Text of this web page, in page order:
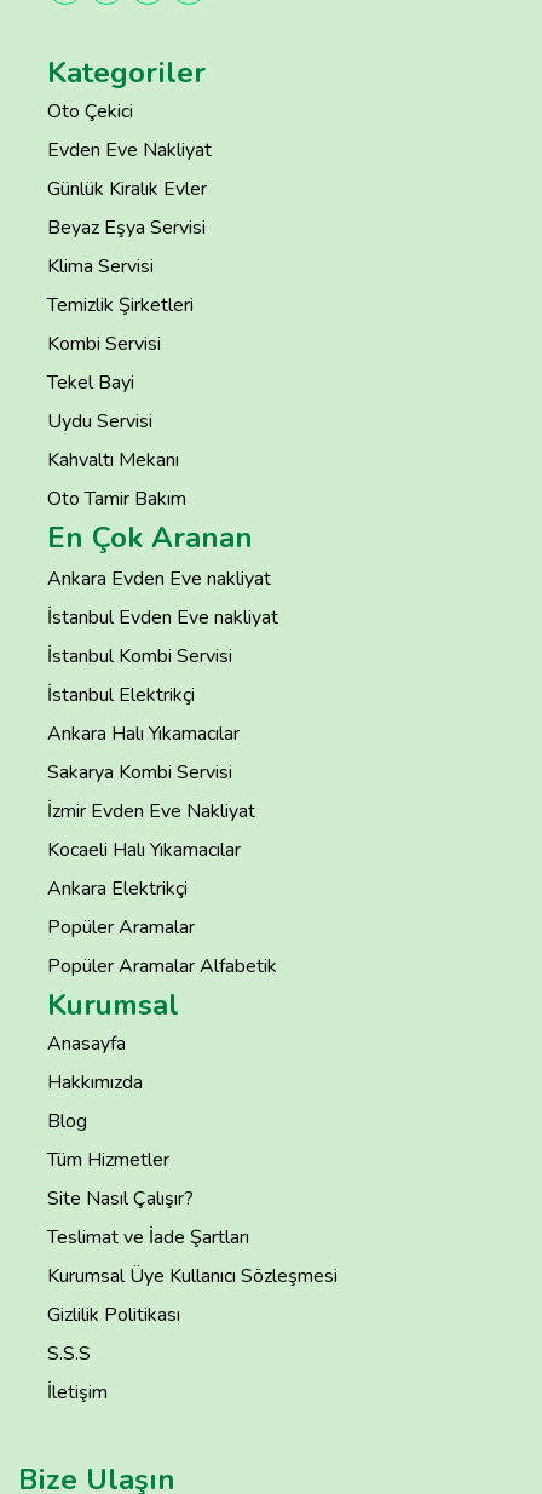
Kategoriler
Oto Çekici
Evden Eve Nakliyat
Günlük Kiralık Evler
Beyaz Eşya Servisi
Klima Servisi
Temizlik Şirketleri
Kombi Servisi
Tekel Bayi
Uydu Servisi
Kahvaltı Mekanı
Oto Tamir Bakım
En Çok Aranan
Ankara Evden Eve nakliyat
İstanbul Evden Eve nakliyat
İstanbul Kombi Servisi
İstanbul Elektrikçi
Ankara Halı Yıkamacılar
Sakarya Kombi Servisi
İzmir Evden Eve Nakliyat
Kocaeli Halı Yıkamacılar
Ankara Elektrikçi
Popüler Aramalar
Popüler Aramalar Alfabetik
Kurumsal
Anasayfa
Hakkımızda
Blog
Tüm Hizmetler
Site Nasıl Çalışır?
Teslimat ve İade Şartları
Kurumsal Üye Kullanıcı Sözleşmesi
Gizlilik Politikası
S.S.S
İletişim
Bize Ulaşın